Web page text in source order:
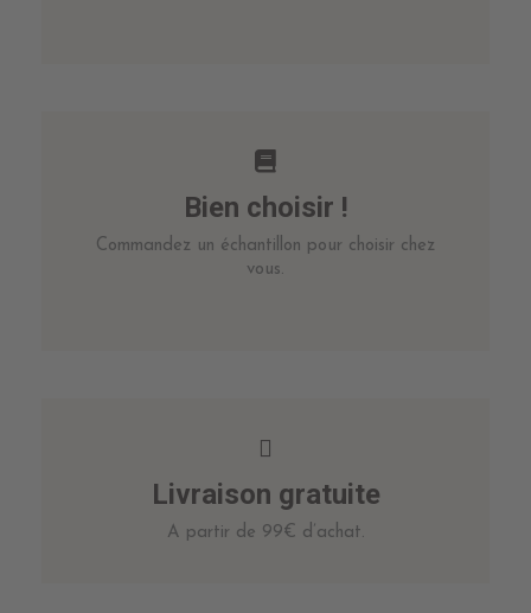
Bien choisir !
Commandez un échantillon pour choisir chez
vous.
Livraison gratuite
A partir de 99€ d’achat.